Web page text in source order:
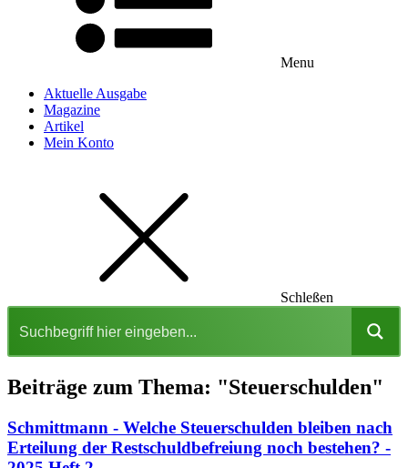
Menu
Aktuelle Ausgabe
Magazine
Artikel
Mein Konto
Schleßen
Beiträge zum Thema: "Steuerschulden"
Schmittmann - Welche Steuerschulden bleiben nach
Erteilung der Restschuldbefreiung noch bestehen? -